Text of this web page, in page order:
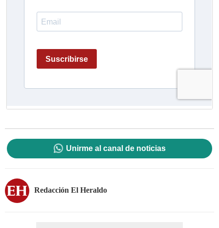
Unirme al canal de noticias
Redacción El Heraldo